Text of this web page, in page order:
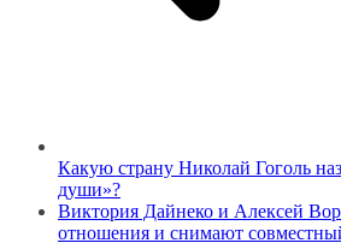
Какую страну Николай Гоголь
души»?
Виктория Дайнеко и Алексей
отношения и снимают